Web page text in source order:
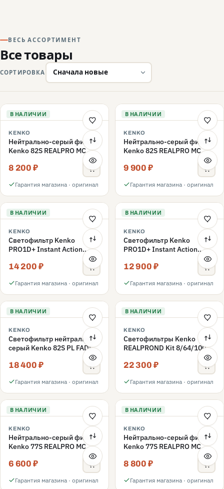
ВЕСЬ АССОРТИМЕНТ
Все товары
СОРТИРОВКА
В НАЛИЧИИ
KENKO
Нейтрально-серый фильтр
Kenko 82S REALPRO MC
8 200 ₽
Гарантия магазина · оригинал
В НАЛИЧИИ
KENKO
Нейтрально-серый фильтр
Kenko 82S REALPRO MC
9 900 ₽
Гарантия магазина · оригинал
В НАЛИЧИИ
KENKO
Светофильтр Kenko
PRO1D+ Instant Action
Variable NDX3-450+C-PLS
переменной плотности
14 200 ₽
Гарантия магазина · оригинал
В НАЛИЧИИ
KENKO
Светофильтр Kenko
PRO1D+ Instant Action
Variable NDX3-450+C-PL
переменной плотности
12 900 ₽
Гарантия магазина · оригинал
В НАЛИЧИИ
KENKO
Светофильтр нейтрально-
серый Kenko 82S PL FADER
с переменной плотностью
ND3-ND400 82mm
18 400 ₽
Гарантия магазина · оригинал
В НАЛИЧИИ
KENKO
Светофильтры Kenko
REALPROND Kit 8/64/1000
22 300 ₽
Гарантия магазина · оригинал
В НАЛИЧИИ
KENKO
Нейтрально-серый фильтр
Kenko 77S REALPRO MC
6 600 ₽
Гарантия магазина · оригинал
В НАЛИЧИИ
KENKO
Нейтрально-серый фильтр
Kenko 77S REALPRO MC
8 800 ₽
Гарантия магазина · оригинал